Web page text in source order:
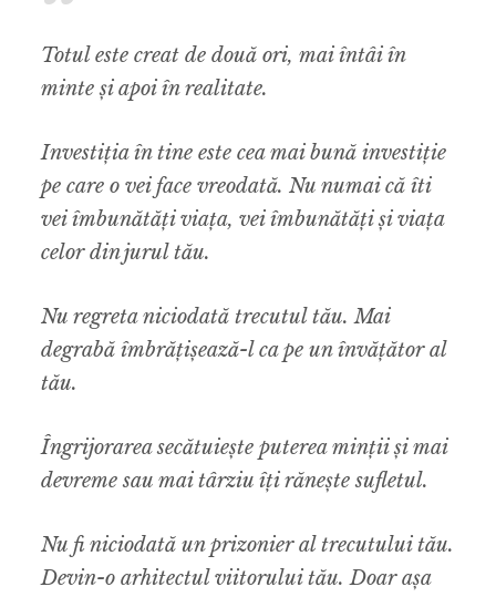
Totul este creat de două ori, mai întâi în
minte și apoi în realitate.
Investiția în tine este cea mai bună investiție
pe care o vei face vreodată. Nu numai că îti
vei îmbunătăți viața, vei îmbunătăți și viața
celor din jurul tău.
Nu regreta niciodată trecutul tău. Mai
degrabă îmbrățișează-l ca pe un învățător al
tău.
Îngrijorarea secătuiește puterea minții și mai
devreme sau mai târziu îți rănește sufletul.
Nu fi niciodată un prizonier al trecutului tău.
Devin-o arhitectul viitorului tău. Doar așa